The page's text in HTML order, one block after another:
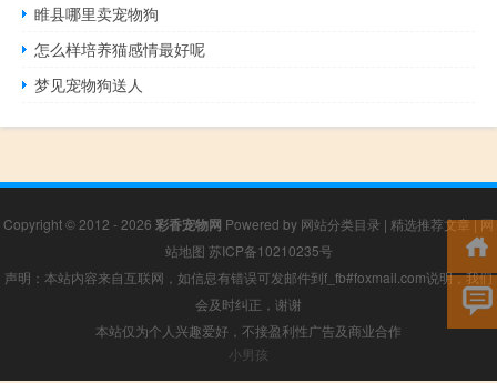
睢县哪里卖宠物狗
怎么样培养猫感情最好呢
梦见宠物狗送人
Copyright © 2012 - 2026 彩香宠物网 Powered by 网站分类目录 | 精选推荐文章|网
站地图 苏ICP备10210235号
声明：本站内容来自互联网，如信息有错误可发邮件到f_fb#foxmail.com说明，我们
会及时纠正，谢谢
本站仅为个人兴趣爱好，不接盈利性广告及商业合作
小男孩